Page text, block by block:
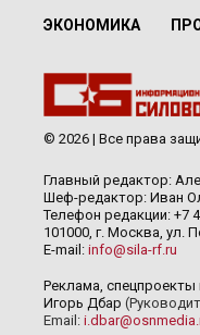
ЭКОНОМИКА
© 2026 | Все права
Главный редактор:
Шеф-редактор: Иван
Телефон редакции: +7
101000, г. Москва, ул.
E-mail: info@sila-rf.ru
Реклама, спецпроекты
Игорь Дбар
Email: